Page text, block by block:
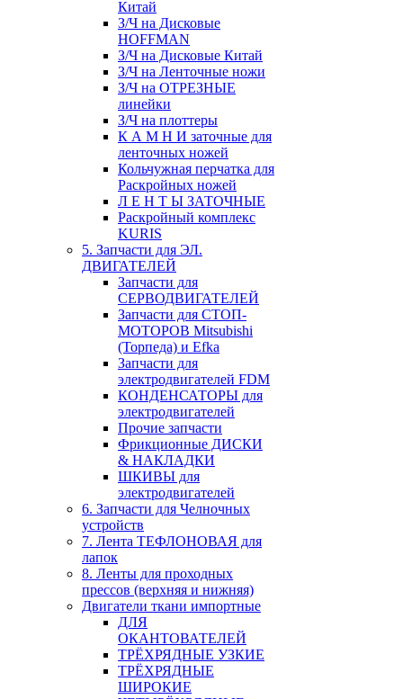
Китай
З/Ч на Дисковые
HOFFMAN
З/Ч на Дисковые Китай
З/Ч на Ленточные ножи
З/Ч на ОТРЕЗНЫЕ
линейки
З/Ч на плоттеры
К А М Н И заточные для
ленточных ножей
Кольчужная перчатка для
Раскройных ножей
Л Е Н Т Ы ЗАТОЧНЫЕ
Раскройный комплекс
KURIS
5. Запчасти для ЭЛ.
ДВИГАТЕЛЕЙ
Запчасти для
СЕРВОДВИГАТЕЛЕЙ
Запчасти для СТОП-
МОТОРОВ Mitsubishi
(Торпеда) и Efka
Запчасти для
электродвигателей FDM
КОНДЕНСАТОРЫ для
электродвигателей
Прочие запчасти
Фрикционные ДИСКИ
& НАКЛАДКИ
ШКИВЫ для
электродвигателей
6. Запчасти для Челночных
устройств
7. Лента ТЕФЛОНОВАЯ для
лапок
8. Ленты для проходных
прессов (верхняя и нижняя)
Двигатели ткани импортные
ДЛЯ
ОКАНТОВАТЕЛЕЙ
ТРЁХРЯДНЫЕ УЗКИЕ
ТРЁХРЯДНЫЕ
ШИРОКИЕ